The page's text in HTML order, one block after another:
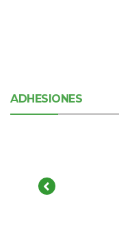
ADHESIONES